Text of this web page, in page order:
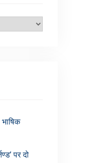
पर दो